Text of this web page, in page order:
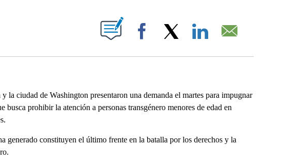
NOTIFICATIONS ABOUT NEW PAGES ON "".
Facebook
la ciudad de Washington presentaron una demanda el martes para impugnar
prohibir la atención a personas transgénero menores de edad en
generado constituyen el último frente en la batalla por los derechos y la